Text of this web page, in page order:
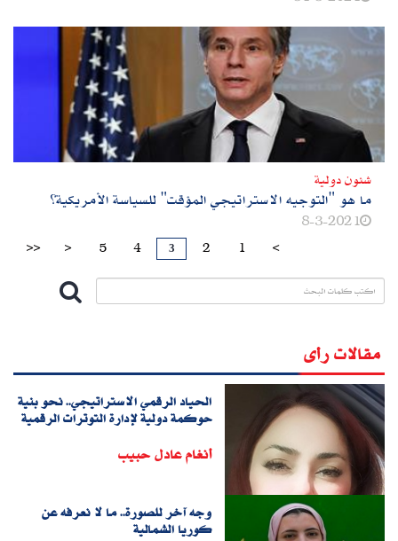
شئون دولية
ما هو‮ "‬التوجيه الاستراتيجي‮ ‬المؤقت‮" ‬للسياسة الأمريكية؟
8-3-2021
>> > 5 4 3 2 1 <
مقالات رأى
الحياد الرقمي الاستراتيجي.. نحو بنية
حوكمة دولية لإدارة التوترات الرقمية
أنغام عادل حبيب
وجه آخر للصورة.. ما لا نعرفه عن
كوريا الشمالية